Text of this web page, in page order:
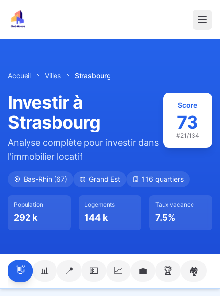
Accueil Villes Strasbourg
Investir à
Strasbourg
Analyse complète pour investir dans
l'immobilier locatif
Score
73
#21/134
Bas-Rhin (67) Grand Est 116 quartiers
Population
292 k
Logements
144 k
Taux vacance
7.5%
👋 📊 📍 💵 📈 💼 🏆 🏘️